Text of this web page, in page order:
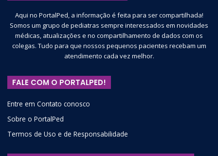
Aqui no PortalPed, a informação é feita para ser compartilhada!
Somos um grupo de pediatras sempre interessados em novidades
médicas, atualizações e no compartilhamento de dados com os
colegas. Tudo para que nossos pequenos pacientes recebam um
atendimento cada vez melhor.
FALE COM O PORTALPED!
Entre em Contato conosco
Sobre o PortalPed
Termos de Uso e de Responsabilidade